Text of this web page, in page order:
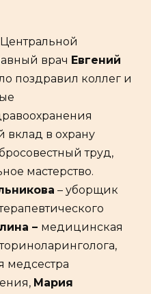
врач Евгений
поздравил коллег и
вклад в охрану
труд,
мастерство.
– уборщик
– медицинская
медсестра
Мария